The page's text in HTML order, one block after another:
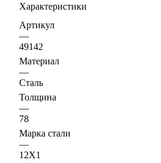
Характеристики
Артикул
—
49142
Материал
—
Сталь
Толщина
—
78
Марка стали
—
12Х1